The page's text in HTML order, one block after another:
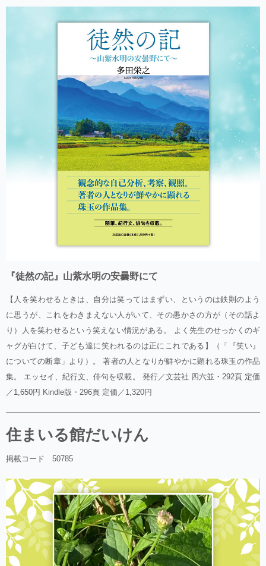
『徒然の記』山紫水明の安曇野にて
【人を笑わせるときは、自分は笑ってはまずい、というのは鉄則のよう
に思うが、これをわきまえない人がいて、その愚かさの方が（その話よ
り）人を笑わせるという笑えない情況がある。 よく先生のせっかくのギ
ャグが白けて、子ども達に笑われるのは正にこれである】（「『笑い』
についての断章」より）。 著者の人となりが鮮やかに顕れる珠玉の作品
集。 エッセイ、紀行文、俳句を収載。 発行／文芸社 四六並・292頁 定価
／1,650円 Kindle版・296頁 定価／1,320円
住まいる館だいけん
掲載コード 50785